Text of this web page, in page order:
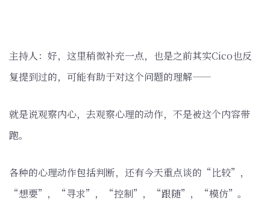
主持人：好，这里稍微补充一点，也是之前其实Cico也反
复提到过的，可能有助于对这个问题的理解——
就是说观察内心，去观察心理的动作，不是被这个内容带
跑。
各种的心理动作包括判断，还有今天重点谈的“比较”，
“想要”，“寻求”，“控制”，“跟随”，“模仿”。